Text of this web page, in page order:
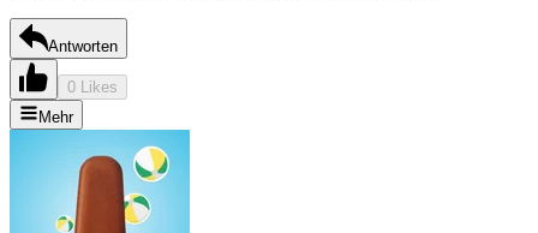
Antworten
0 Likes
Mehr